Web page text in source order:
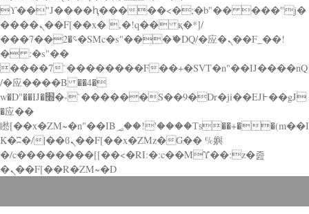
ϒ��"J����ԧ�����<�;�b"�� ���"j�
����ܢ��F[��x� ,�!q�� қ�*]/
���؝�2��7�SMc�s"���ޭ�DQ/�应�ܢ��F_��!
� :�s"��
����7`��������F��+�SVT�n"��IJ����nQ
/�应����B ��4�
w�D"��IJ�׭�-`������S��9�Dr�ji��EJ߅��gJ
�应��
矁[��x�ZM~�n"��IB؃��!'����Тѕ��+��(m��I
K�ʭ�/|��ϐܢ��F[��x�ZMz�G�� %嬩
�/c��������[[��<�RI:�:c��MΎ��:z�졾
�ܢ��F[��R�ZM~�D
down